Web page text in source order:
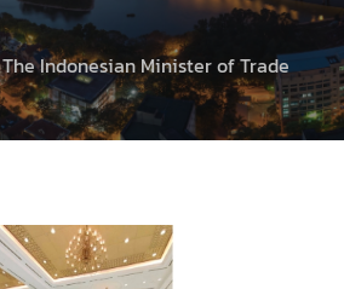
The Indonesian Minister of Trade